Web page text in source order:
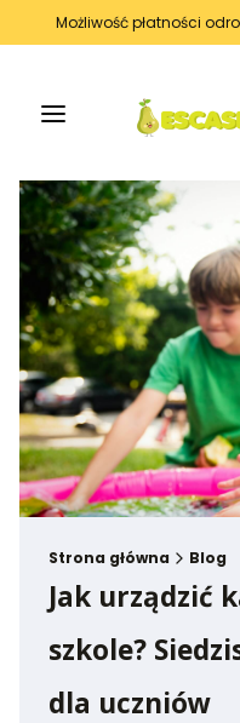
Możliwość płatności
Menu
Strona główna Blog
Jak urządzić
szkole?
dla uczniów